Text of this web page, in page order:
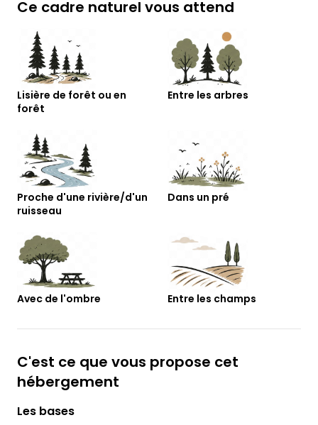
Ce cadre naturel vous attend
Lisière de forêt ou en
forêt
Entre les arbres
Proche d'une rivière/d'un
ruisseau
Dans un pré
Avec de l'ombre Entre les champs
C'est ce que vous propose cet
hébergement
Les bases